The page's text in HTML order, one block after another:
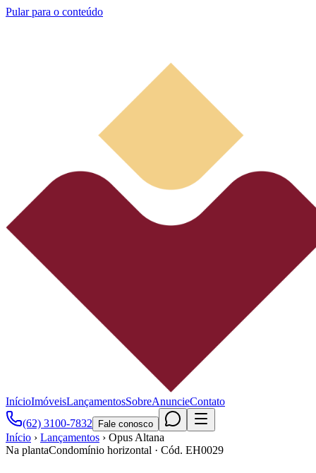
Pular para o conteúdo
InícioImóveisLançamentosSobreAnuncieContato
(62) 3100-7832
Fale conosco
Início › Lançamentos › Opus Altana
Na plantaCondomínio horizontal · Cód. EH0029